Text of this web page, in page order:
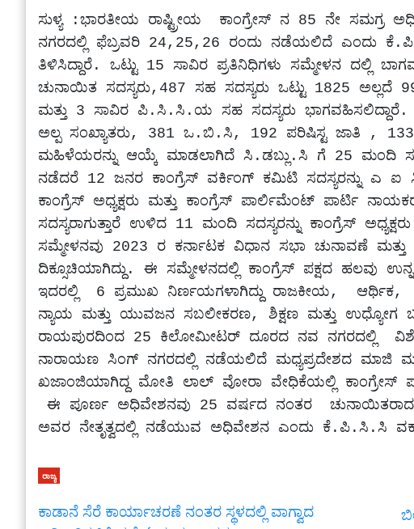
ಸುಳ್ಯ :ಭಾರತೀಯ ರಾಷ್ಟ್ರೀಯ  ಕಾಂಗ್ರೇಸ್ ನ 85 ನೇ ಸಮಗ್ರ
ನಗರದಲ್ಲಿ ಫೆಬ್ರವರಿ 24,25,26 ರಂದು ನಡೆಯಲಿದೆ ಎಂದು
ತಿಳಿಸಿದ್ದಾರೆ. ಒಟ್ಟು 15 ಸಾವಿರ ಪ್ರತಿನಿಧಿಗಳು ಸಮ್ಮೇಳನ ದಲ್ಲಿ
ಚುನಾಯಿತ ಸದಸ್ಯರು,487 ಸಹ ಸದಸ್ಯರು ಒಟ್ಟು 1825 ಅಲ್ಲದೆ
ಮತ್ತು 3 ಸಾವಿರ ಪಿ.ಸಿ.ಸಿ.ಯ ಸಹ ಸದಸ್ಯರು ಭಾಗವಹಿಸಲಿದ್ದಾರೆ.
ಅಲ್ಪ ಸಂಖ್ಯಾತರು, 381 ಒ.ಬಿ.ಸಿ, 192 ಪರಿಷಿಸ್ಟ ಜಾತಿ ,
ಮಹಿಳೆಯರನ್ನು ಆಯ್ಕೆ ಮಾಡಲಾಗಿದೆ ಸಿ.ಡಬ್ಲು.ಸಿ ಗೆ 25 ಮಂದಿ
ನಡೆದರೆ 12 ಜನರ ಕಾಂಗ್ರೆಸ್ ವರ್ಕಿಂಗ್ ಕಮಿಟಿ ಸದಸ್ಯರನ್ನು ಎ ಐ
ಕಾಂಗ್ರೆಸ್ ಅಧ್ಯಕ್ಷರು ಮತ್ತು ಕಾಂಗ್ರೆಸ್ ಪಾರ್ಲಿಮೆಂಟ್ ಪಾರ್ಟಿ
ಸದಸ್ಯರಾಗುತ್ತಾರೆ ಉಳಿದ 11 ಮಂದಿ ಸದಸ್ಯರನ್ನು ಕಾಂಗ್ರೆಸ್
ಸಮ್ಮೇಳನವು 2023 ರ ಕರ್ನಾಟಕ ವಿಧಾನ ಸಭಾ ಚುನಾವಣೆ
ದಿಕ್ಸೂಚಿಯಾಗಿದ್ದು. ಈ ಸಮ್ಮೇಳನದಲ್ಲಿ ಕಾಂಗ್ರೆಸ್ ಪಕ್ಷದ ಹಲವು
ಇದರಲ್ಲಿ  6 ಪ್ರಮುಖ ನಿರ್ಣಯಗಳಾಗಿದ್ದು ರಾಜಕೀಯ,  ಆರ್ಥಿಕ,
ನ್ಯಾಯ ಮತ್ತು ಯುವಜನ ಸಬಲೀಕರಣ, ಶಿಕ್ಷಣ ಮತ್ತು ಉಧ್ಯೋಗ
ರಾಯಪುರದಿಂದ 25 ಕಿಲೋಮೀಟರ್ ದೂರದ ನವ ನಗರದಲ್ಲಿ
ನಾರಾಯಣ ಸಿಂಗ್ ನಗರದಲ್ಲಿ ನಡೆಯಲಿದೆ ಮಧ್ಯಪ್ರದೇಶದ ಮಾಜಿ
ಖಜಾಂಜಿಯಾಗಿದ್ದ ಮೋತಿ ಲಾಲ್ ವೋರಾ ವೇಧಿಕೆಯಲ್ಲಿ
ಅವರ ನೇತೃತ್ವದಲ್ಲಿ ನಡೆಯುವ ಅಧಿವೇಶನ ಎಂದು ಕೆ.ಪಿ.ಸಿ.ಸಿ
ರಾಜ್ಯ
ಕಾಡಾನೆ ಸೆರೆ ಕಾರ್ಯಾಚರಣೆ ನಂತರ ಸ್ಥಳದಲ್ಲಿ ವಾಗ್ವಾದ